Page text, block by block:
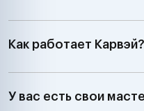
Как работает Карвэй?
У вас есть свои